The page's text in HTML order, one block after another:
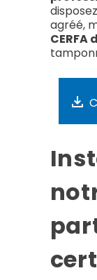
agréé,
CERFA